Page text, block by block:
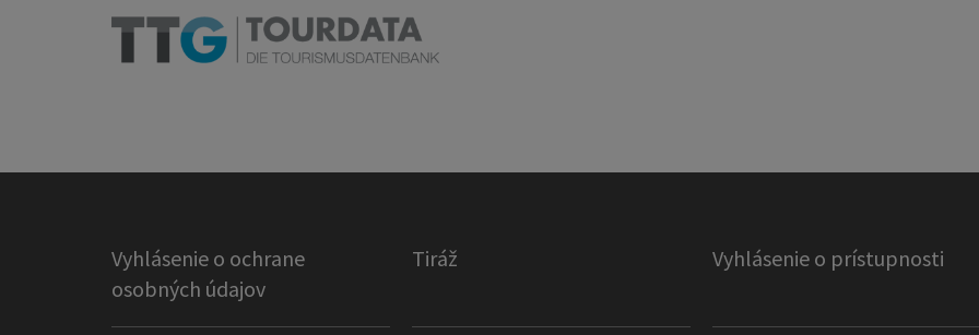
Vyhlásenie o ochrane
osobných údajov
Tiráž Vyhlásenie o prístupnosti